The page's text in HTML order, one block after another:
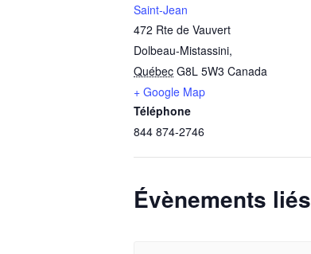
Saint-Jean
472 Rte de Vauvert
Dolbeau-Mistassini,
Québec G8L 5W3 Canada
+ Google Map
Téléphone
844 874-2746
Évènements liés